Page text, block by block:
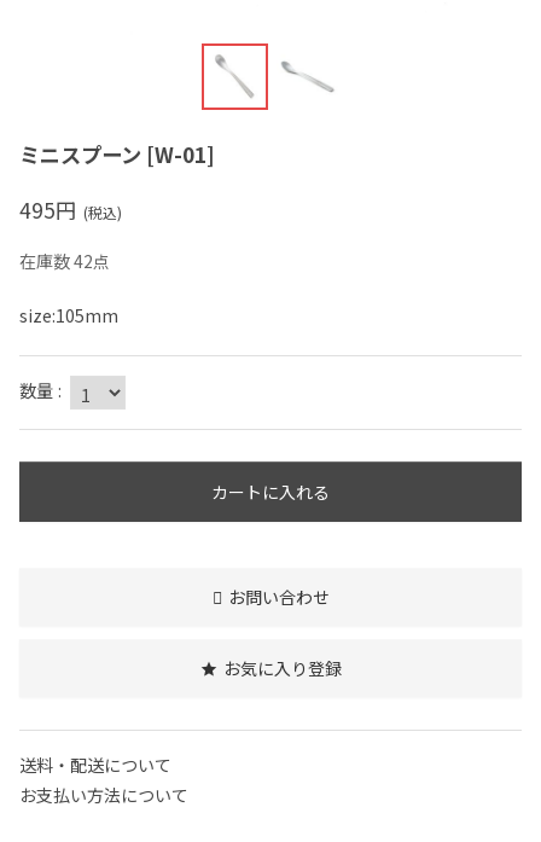
ミニスプーン [W-01]
495円 (税込)
在庫数 42点
size:105mm
数量 :
カートに入れる
お問い合わせ
お気に入り登録
送料・配送について
お支払い方法について